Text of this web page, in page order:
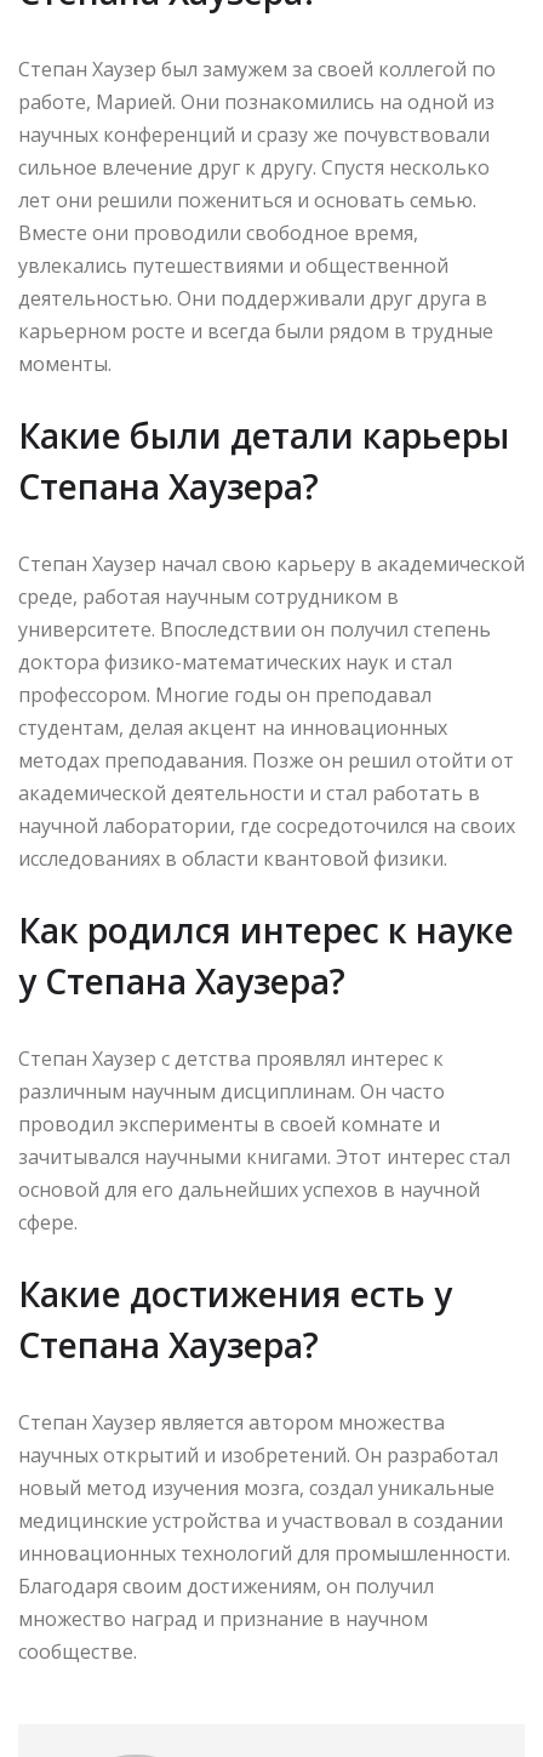
Степан Хаузер был замужем за своей коллегой по
работе, Марией. Они познакомились на одной из
научных конференций и сразу же почувствовали
сильное влечение друг к другу. Спустя несколько
лет они решили пожениться и основать семью.
Вместе они проводили свободное время,
увлекались путешествиями и общественной
деятельностью. Они поддерживали друг друга в
карьерном росте и всегда были рядом в трудные
моменты.
Какие были детали карьеры
Степана Хаузера?
Степан Хаузер начал свою карьеру в академической
среде, работая научным сотрудником в
университете. Впоследствии он получил степень
доктора физико-математических наук и стал
профессором. Многие годы он преподавал
студентам, делая акцент на инновационных
методах преподавания. Позже он решил отойти от
академической деятельности и стал работать в
научной лаборатории, где сосредоточился на своих
исследованиях в области квантовой физики.
Как родился интерес к науке
у Степана Хаузера?
Степан Хаузер с детства проявлял интерес к
различным научным дисциплинам. Он часто
проводил эксперименты в своей комнате и
зачитывался научными книгами. Этот интерес стал
основой для его дальнейших успехов в научной
сфере.
Какие достижения есть у
Степана Хаузера?
Степан Хаузер является автором множества
научных открытий и изобретений. Он разработал
новый метод изучения мозга, создал уникальные
медицинские устройства и участвовал в создании
инновационных технологий для промышленности.
Благодаря своим достижениям, он получил
множество наград и признание в научном
сообществе.